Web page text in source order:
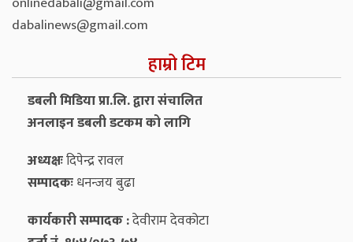
dabalinews@gmail.com
हाम्रो टिम
डबली मिडिया प्रा.लि. द्वारा संचालित
अनलाइन डबली डटकम को लागि
अध्यक्षःदिपेन्द्र रावल
सम्पादकःधनन्‍जय बुढा
कार्यकारी सम्पादक :देवीराम देवकोटा